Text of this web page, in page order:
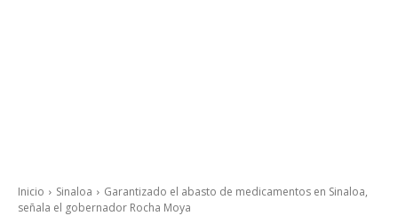
Inicio Sinaloa
Garantizado el abasto de medicamentos en Sinaloa,
señala el gobernador Rocha Moya